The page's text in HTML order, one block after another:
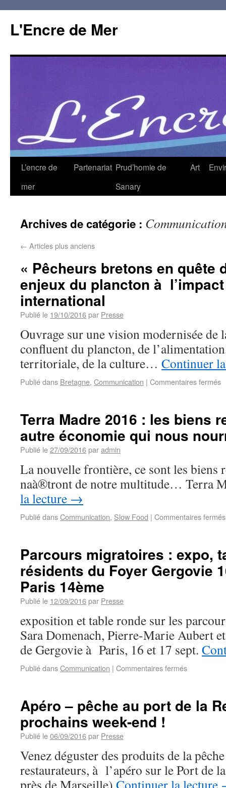
L'Encre de Mer
L’encre de
mer
Partenariat Prud’homie de
Sanary
Art
Archives de catégorie :
← Articles plus anciens
« Pêcheurs bretons en quête
enjeux du plancton à
international
Publié le 19/10/2016par Presse
Ouvrage sur une vision modernisée de
confluent du plancton, de
territoriale, de la culture… Continuer
Publié dans Bretagne, Communication | Commentaires fermés
Terra Madre 2016 : les biens
autre économie qui nous
Publié le27/09/2016paradmin
La nouvelle frontière, ce sont les biens
naà®tront de notre multitude… Terra
la lecture →
Publié dansCommunication, Slow Food | Commentaires fermés
Parcours migratoires : expo,
résidents du Foyer Gergovie
Paris 14ème
Publié le 12/09/2016par Presse
exposition et table ronde sur les
Sara Domenach, Pierre-Marie Aubert
de Gergovie à Paris, 16 et 17 sept.
Publié dansCommunication | Commentaires fermés
Apéro – pêche au port de la
prochains week-end !
Publié le06/09/2016par Presse
Venez déguster des produits de la
restaurateurs, à l’apéro sur le Port de
près de Marseille) Continuer la lecture